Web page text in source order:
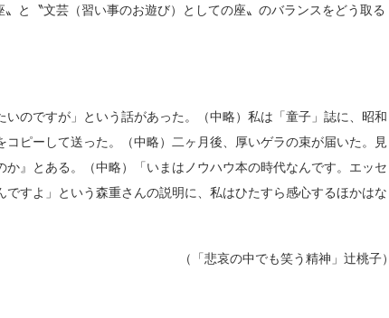
と〝文芸（習い事のお遊び）としての座〟のバランスをどう取る
のですが」という話があった。（中略）私は「童子」誌に、昭和
ピーして送った。（中略）二ヶ月後、厚いゲラの束が届いた。見
』とある。（中略）「いまはノウハウ本の時代なんです。エッセ
すよ」という森重さんの説明に、私はひたすら感心するほかはな
（「悲哀の中でも笑う精神」辻桃子）